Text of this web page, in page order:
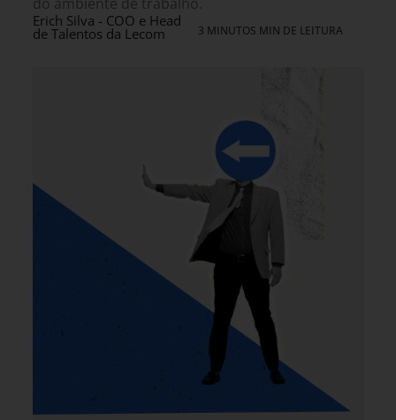
Erich Silva - COO e Head
de Talentos da Lecom 3 MINUTOS MIN DE LEITURA